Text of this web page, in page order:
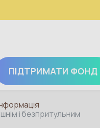
ПІДТРИМАТИ ФОНД
і безпритульним